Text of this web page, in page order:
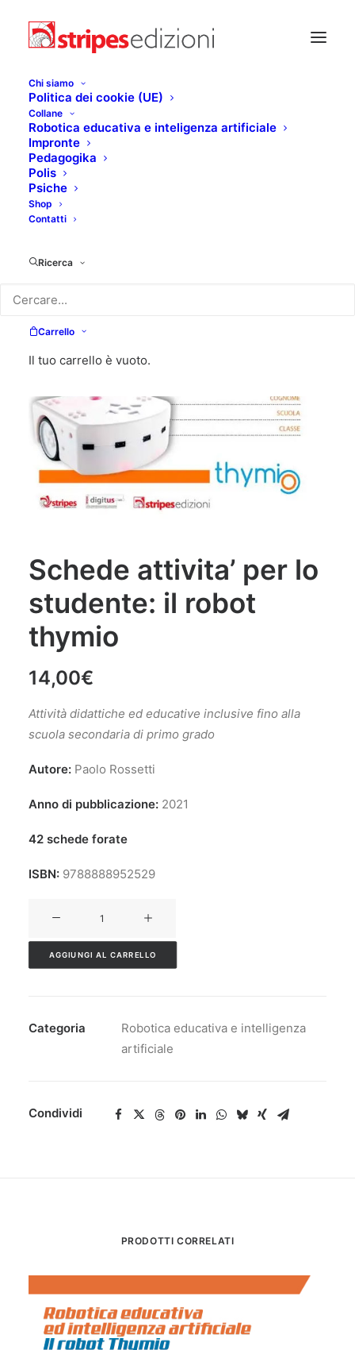
Chi siamo
Politica dei cookie (UE)
Collane
Robotica educativa e inteligenza artificiale
Impronte
Pedagogika
Polis
Psiche
Shop
Contatti
Ricerca
Carrello
Il tuo carrello è vuoto.
Schede attivita’ per lo
studente: il robot
thymio
14,00€
Attività didattiche ed educative inclusive fino alla
scuola secondaria di primo grado
Autore: Paolo Rossetti
Anno di pubblicazione: 2021
42 schede forate
ISBN: 9788888952529
lo
robot
AGGIUNGI AL CARRELLO
Categoria
Robotica educativa e intelligenza
artificiale
Condividi
PRODOTTI CORRELATI